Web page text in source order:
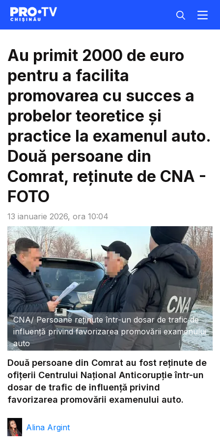
13 ianuarie 2026, ora 10:04
Au primit 2000 de euro
pentru a facilita
promovarea cu succes a
probelor teoretice și
practice la examenul auto.
Două persoane din
Comrat, reținute de CNA -
FOTO
CNA/Persoane reținute într-un dosar de trafic de
influență privind favorizarea promovării examenului
auto
Două persoane din Comrat au fost reținute de
ofițerii Centrului Național Anticorupție într-un
dosar de trafic de influență privind
favorizarea promovării examenului auto.
Alina Argint